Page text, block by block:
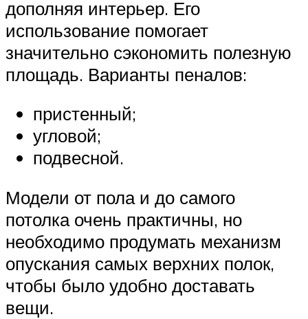
дополняя интерьер. Его
использование помогает
значительно сэкономить полезную
площадь. Варианты пеналов:
пристенный;
угловой;
подвесной.
Модели от пола и до самого
потолка очень практичны, но
необходимо продумать механизм
опускания самых верхних полок,
чтобы было удобно доставать
вещи.